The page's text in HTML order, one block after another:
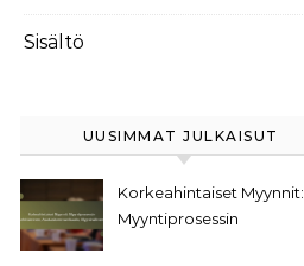
Sisältö
UUSIMMAT JULKAISUT
Korkeahintaiset Myynnit:
Myyntiprosessin